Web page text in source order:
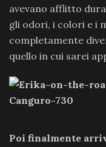
avevano afflitto
gli odori, i colori e i
completamente
quello in cui sarei
Poi finalmente